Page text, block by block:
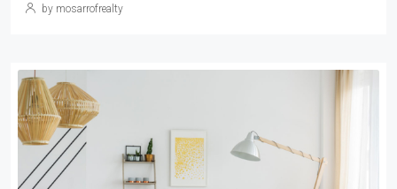
by mosarrofrealty